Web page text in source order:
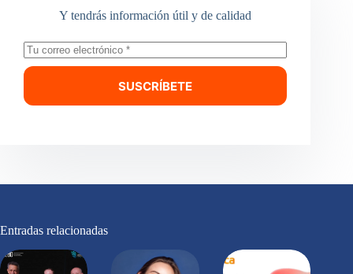
Y tendrás información útil y de calidad
SUSCRÍBETE
Entradas relacionadas